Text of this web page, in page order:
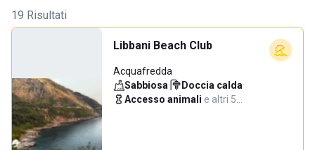
19 Risultati
Libbani Beach Club
Acquafredda
Sabbiosa· Doccia calda·
Accesso animali·e altri 5…